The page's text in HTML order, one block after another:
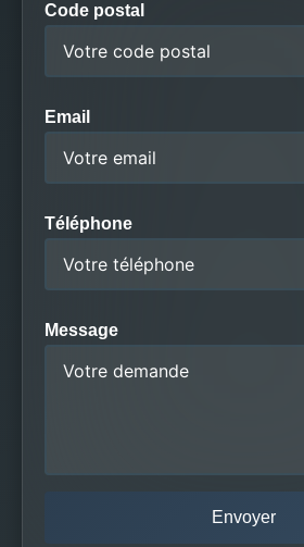
Code postal
Email
Téléphone
Message